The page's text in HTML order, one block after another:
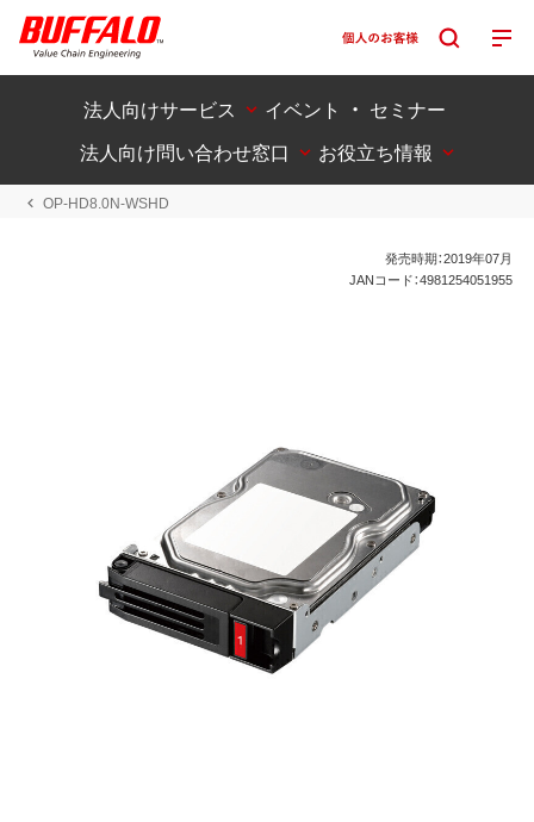
法人向けサービス
イベント ・ セミナー
法人向け問い合わせ窓口
お役立ち情報
OP-HD8.0N-WSHD
発売時期：2019年07月
JANコード：4981254051955